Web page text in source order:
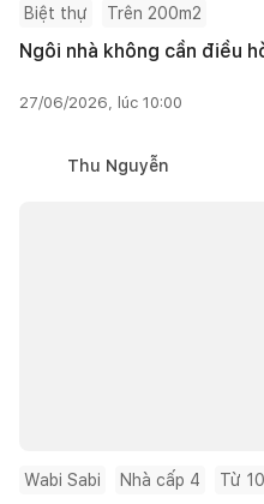
Biệt thự Trên 200m2
Ngôi nhà không cần điều
27/06/2026, lúc 10:00
Thu Nguyễn
Wabi Sabi Nhà cấp 4 Từ